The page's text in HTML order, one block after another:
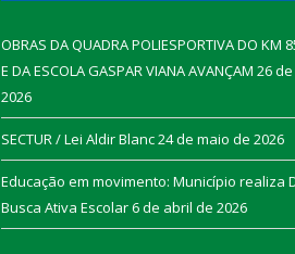
OBRAS DA QUADRA POLIESPORTIVA DO KM
E DA ESCOLA GASPAR VIANA AVANÇAM 26
2026
SECTUR / Lei Aldir Blanc24 de maio de 2026
Educação em movimento: Município realiza
Busca Ativa Escolar6 de abril de 2026